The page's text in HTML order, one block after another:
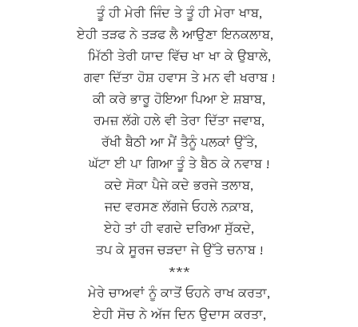
ਤੂੰ ਹੀ ਮੇਰੀ ਜਿੰਦ ਤੇ ਤੂੰ ਹੀ ਮੇਰਾ ਖਾਬ,
ਏਹੀ ਤੜਫ ਨੇ ਤੜਫ ਲੈ ਆਉਣਾ ਇਨਕਲਾਬ,
ਮਿੱਠੀ ਤੇਰੀ ਯਾਦ ਵਿੱਚ ਖਾ ਖਾ ਕੇ ਉਬਾਲੇ,
ਗਵਾ ਦਿੱਤਾ ਹੋਸ਼ ਹਵਾਸ ਤੇ ਮਨ ਵੀ ਖਰਾਬ !
ਕੀ ਕਰੇ ਭਾਰੂ ਹੋਇਆ ਪਿਆ ਏ ਸ਼ਬਾਬ,
ਰਮਜ਼ ਲੱਗੇ ਹਲੇ ਵੀ ਤੇਰਾ ਦਿੱਤਾ ਜਵਾਬ,
ਰੱਖੀ ਬੈਠੀ ਆ ਮੈਂ ਤੈਨੂੰ ਪਲਕਾਂ ਉੱਤੇ,
ਘੱਟਾ ਈ ਪਾ ਗਿਆ ਤੂੰ ਤੇ ਬੈਠ ਕੇ ਨਵਾਬ !
ਕਦੇ ਸੋਕਾ ਪੈਜੇ ਕਦੇ ਭਰਜੇ ਤਲਾਬ,
ਜਦ ਵਰਸਣ ਲੱਗਜੇ ਓਹਲੇ ਨਕ਼ਾਬ,
ਏਹੇ ਤਾਂ ਹੀ ਵਗਦੇ ਦਰਿਆ ਸੁੱਕਦੇ,
ਤਪ ਕੇ ਸੂਰਜ ਚੜਦਾ ਜੇ ਉੱਤੇ ਚਨਾਬ !
***
ਮੇਰੇ ਚਾਅਵਾਂ ਨੂੰ ਕਾਤੋਂ ਓਹਨੇ ਰਾਖ ਕਰਤਾ,
ਏਹੀ ਸੋਚ ਨੇ ਅੱਜ ਦਿਨ ਉਦਾਸ ਕਰਤਾ,